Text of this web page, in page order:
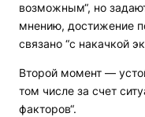
возможным“, но
мнению, достижение
связано “с накачкой
Второй момент —
том числе за счет
факторов“.